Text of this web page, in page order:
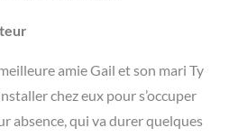
amie Gail et son mari Ty
chez eux pour s’occuper
absence, qui va durer quelques